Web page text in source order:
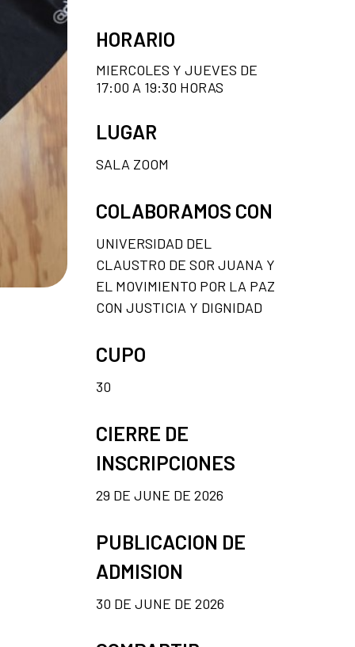
HORARIO
MIERCOLES Y JUEVES DE
17:00 A 19:30 HORAS
LUGAR
SALA ZOOM
COLABORAMOS CON
UNIVERSIDAD DEL
CLAUSTRO DE SOR JUANA Y
EL MOVIMIENTO POR LA PAZ
CON JUSTICIA Y DIGNIDAD
CUPO
30
CIERRE DE
INSCRIPCIONES
29 DE JUNE DE 2026
PUBLICACION DE
ADMISION
30 DE JUNE DE 2026